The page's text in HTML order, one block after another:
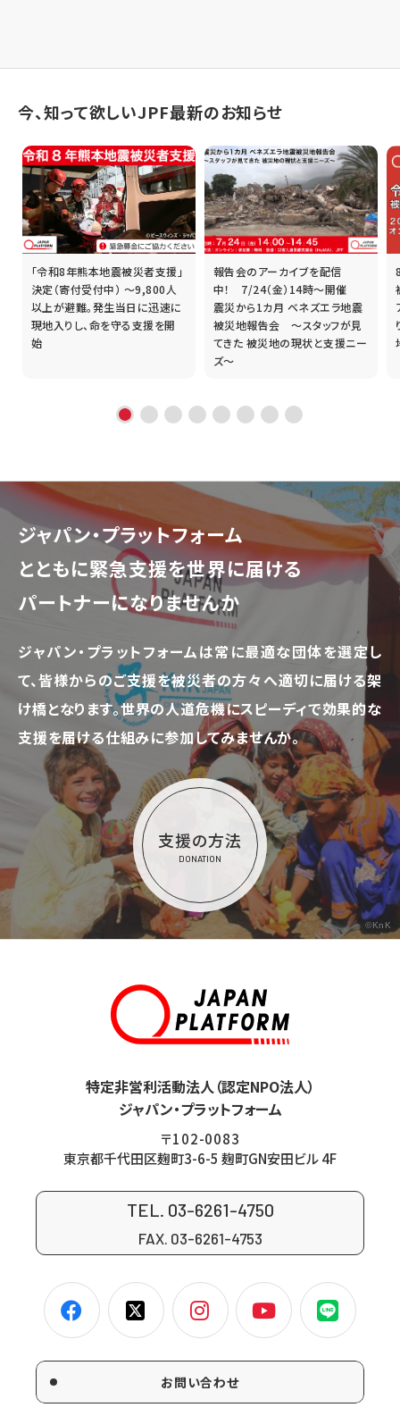
今、知って欲しいJPF最新のお知らせ
「令和8年熊本地震被災者支援」
決定（寄付受付中） ～9,800人
以上が避難。発生当日に迅速に
現地入りし、命を守る支援を開
始
報告会のアーカイブを配信
中！ 7/24（金）14時～開催
震災から1カ月 ベネズエラ地震
被災地報告会 ～スタッフが見
てきた 被災地の現状と支援ニー
ズ～
ジャパン・プラットフォーム
とともに緊急支援を世界に届ける
パートナーになりませんか
ジャパン・プラットフォームは常に最適な団体を選定し
て、皆様からのご支援を被災者の方々へ適切に届ける架
け橋となります。世界の人道危機にスピーディで効果的な
支援を届ける仕組みに参加してみませんか。
支援の方法
DONATION
©KnK
特定非営利活動法人（認定NPO法人）
ジャパン・プラットフォーム
〒102-0083
東京都千代田区麹町3-6-5 麹町GN安田ビル 4F
TEL. 03-6261-4750
FAX. 03-6261-4753
お問い合わせ